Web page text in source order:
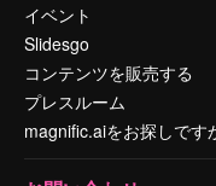
イベント
Slidesgo
コンテンツを販売する
プレスルーム
magnific.aiをお探しです